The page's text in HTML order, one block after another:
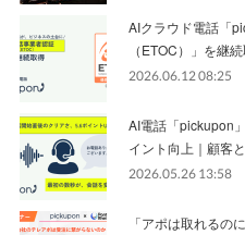
AIクラウド電話「
（ETOC）」を継
2026.06.12 08:25
AI電話「pickupon
イント向上｜顧客
2026.05.26 13:58
「アポは取れるの